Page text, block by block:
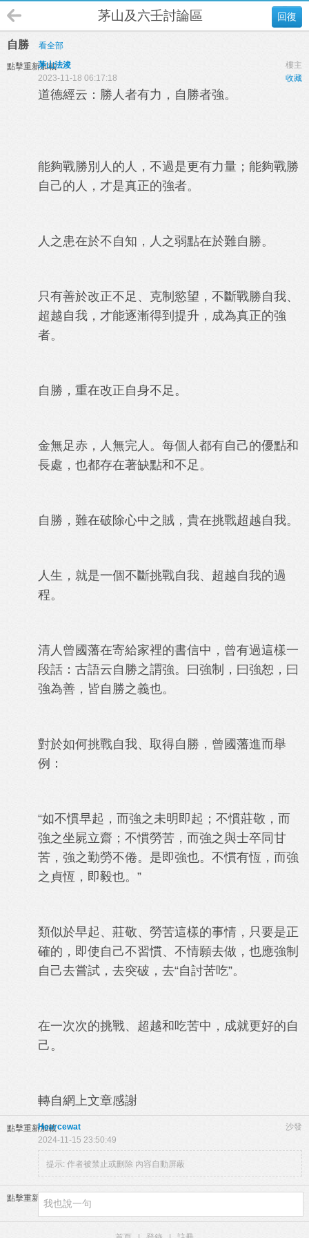
回復
茅山及六壬討論區
自勝 看全部
點擊重新加載 樓主
茅山法浚
收藏
2023-11-18 06:17:18
道德經云：勝人者有力，自勝者強。
能夠戰勝別人的人，不過是更有力量；能夠戰勝
自己的人，才是真正的強者。
人之患在於不自知，人之弱點在於難自勝。
只有善於改正不足、克制慾望，不斷戰勝自我、
超越自我，才能逐漸得到提升，成為真正的強
者。
自勝，重在改正自身不足。
金無足赤，人無完人。每個人都有自己的優點和
長處，也都存在著缺點和不足。
自勝，難在破除心中之賊，貴在挑戰超越自我。
人生，就是一個不斷挑戰自我、超越自我的過
程。
清人曾國藩在寄給家裡的書信中，曾有過這樣一
段話：古語云自勝之謂強。曰強制，曰強恕，曰
強為善，皆自勝之義也。
對於如何挑戰自我、取得自勝，曾國藩進而舉
例：
“如不慣早起，而強之未明即起；不慣莊敬，而
強之坐屍立齋；不慣勞苦，而強之與士卒同甘
苦，強之勤勞不倦。是即強也。不慣有恆，而強
之貞恆，即毅也。”
類似於早起、莊敬、勞苦這樣的事情，只要是正
確的，即使自己不習慣、不情願去做，也應強制
自己去嘗試，去突破，去“自討苦吃”。
在一次次的挑戰、超越和吃苦中，成就更好的自
己。
轉自網上文章感謝
點擊重新加載 沙發
Hearcewat
2024-11-15 23:50:49
提示: 作者被禁止或刪除 內容自動屏蔽
點擊重新加載